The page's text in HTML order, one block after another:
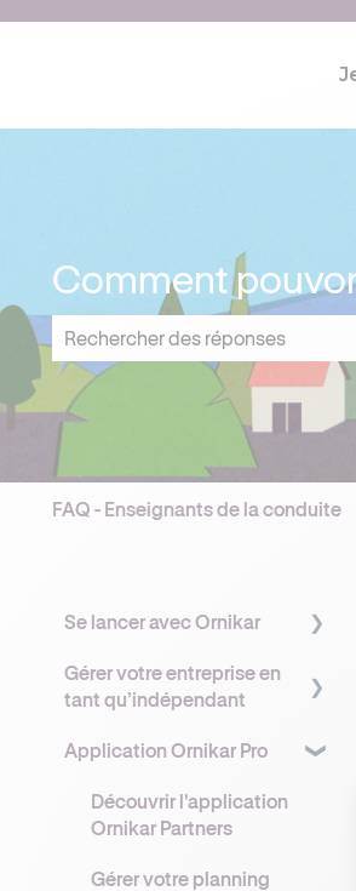
Comment
Il n'y a aucune suggestion car le
FAQ - Enseignants de la conduite
Se lancer avec Ornikar
Comprendre Ornikar
administratives
Assurance &
Réglementation
Financement
Gérer votre entreprise en
tant qu’indépendant
Gérer votre entreprise
Protection sociale &
Prévoyance
Matériel & Outils
Application Ornikar Pro
Découvrir l'application
Ornikar Partners
Gérer votre planning